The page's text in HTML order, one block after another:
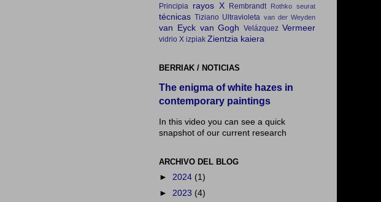
Principia rayos X Rembrandt Rothko seurat
técnicas Tiziano Ultravioleta van der Weyden
van Eyck van Gogh Velázquez Vermeer
vidrio X izpiak Zientzia kaiera
BERRIAK / NOTICIAS
The enigma of white hazes in
contemporary paintings
In this video you can see a quick
snapshot of our current research
ARCHIVO DEL BLOG
► 2024 (1)
► 2023 (4)